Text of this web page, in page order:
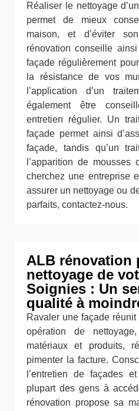
Réaliser le nettoyage
permet de mieux
maison, et d’éviter
rénovation conseille
façade régulièrement
la résistance de vos
l’application d’un
également être
entretien régulier. Un
façade permet ainsi
façade, tandis qu’un
l’apparition de
cherchez une entreprise
assurer un nettoyage ou
parfaits, contactez-nous.
ALB rénovation
nettoyage de
Soignies : Un
qualité à
Ravaler une façade
opération de
matériaux et produits,
pimenter la facture.
l’entretien de façades
plupart des gens à
rénovation propose sa